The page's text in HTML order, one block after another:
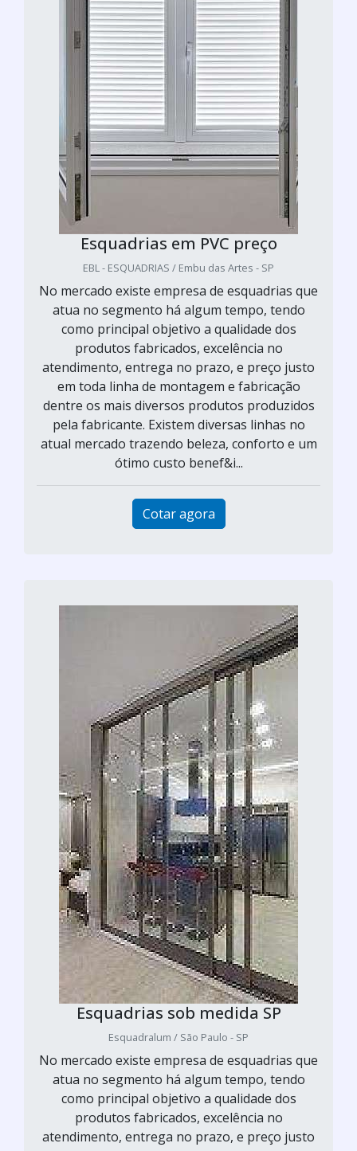
Esquadrias em PVC preço
EBL - ESQUADRIAS / Embu das Artes - SP
No mercado existe empresa de esquadrias que
atua no segmento há algum tempo, tendo
como principal objetivo a qualidade dos
produtos fabricados, excelência no
atendimento, entrega no prazo, e preço justo
em toda linha de montagem e fabricação
dentre os mais diversos produtos produzidos
pela fabricante. Existem diversas linhas no
atual mercado trazendo beleza, conforto e um
ótimo custo benef&i...
Cotar agora
Esquadrias sob medida SP
Esquadralum / São Paulo - SP
No mercado existe empresa de esquadrias que
atua no segmento há algum tempo, tendo
como principal objetivo a qualidade dos
produtos fabricados, excelência no
atendimento, entrega no prazo, e preço justo